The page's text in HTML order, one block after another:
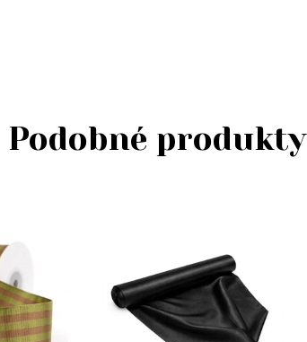
Podobné produkty